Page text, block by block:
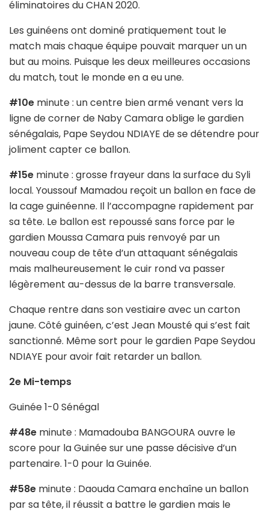
éliminatoires du CHAN 2020.
Les guinéens ont dominé pratiquement tout le
match mais chaque équipe pouvait marquer un un
but au moins. Puisque les deux meilleures occasions
du match, tout le monde en a eu une.
#10e minute : un centre bien armé venant vers la
ligne de corner de Naby Camara oblige le gardien
sénégalais, Pape Seydou NDIAYE de se détendre pour
joliment capter ce ballon.
#15e minute : grosse frayeur dans la surface du Syli
local. Youssouf Mamadou reçoit un ballon en face de
la cage guinéenne. Il l’accompagne rapidement par
sa tête. Le ballon est repoussé sans force par le
gardien Moussa Camara puis renvoyé par un
nouveau coup de tête d’un attaquant sénégalais
mais malheureusement le cuir rond va passer
légèrement au-dessus de la barre transversale.
Chaque rentre dans son vestiaire avec un carton
jaune. Côté guinéen, c’est Jean Mousté qui s’est fait
sanctionné. Même sort pour le gardien Pape Seydou
NDIAYE pour avoir fait retarder un ballon.
2e Mi-temps
Guinée 1-0 Sénégal
#48e minute : Mamadouba BANGOURA ouvre le
score pour la Guinée sur une passe décisive d’un
partenaire. 1-0 pour la Guinée.
#58e minute : Daouda Camara enchaîne un ballon
par sa tête, il réussit a battre le gardien mais le